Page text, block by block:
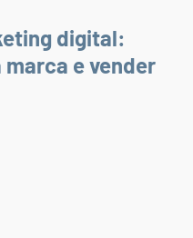
digital:
e vender